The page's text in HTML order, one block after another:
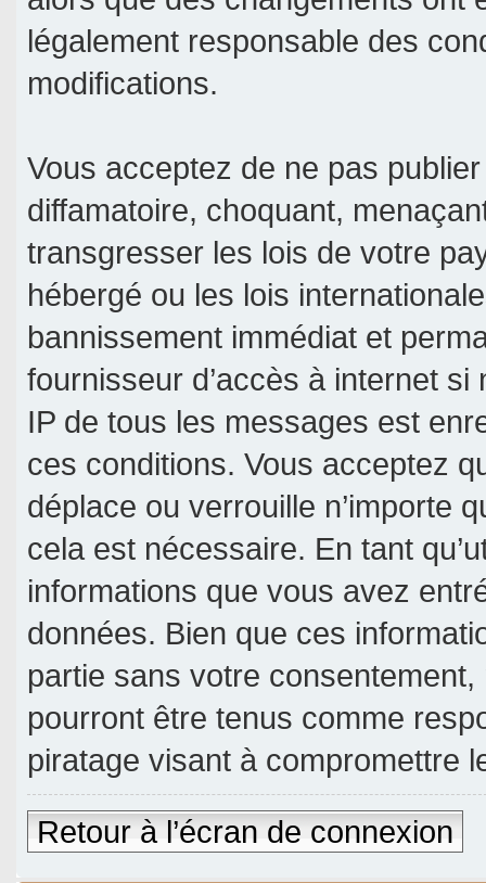
légalement responsable des
modifications.
Vous acceptez de ne pas
diffamatoire, choquant,
transgresser les lois de votre
hébergé ou les lois
bannissement immédiat et
fournisseur d’accès à internet
IP de tous les messages est
ces conditions. Vous acceptez
déplace ou verrouille n’importe
cela est nécessaire. En tant
informations que vous avez
données. Bien que ces
partie sans votre consentement,
pourront être tenus comme
piratage visant à compromettre
Retour à l’écran de connexion